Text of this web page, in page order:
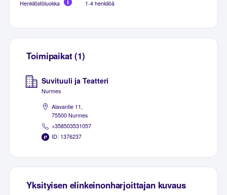
Henkilöstöluokka
1-4 henkilöä
Toimipaikat (1)
Suvituuli ja Teatteri
Nurmes
Alavantie 11,
75500 Nurmes
+358503531057
ID: 1376237
Yksityisen elinkeinonharjoittajan kuvaus